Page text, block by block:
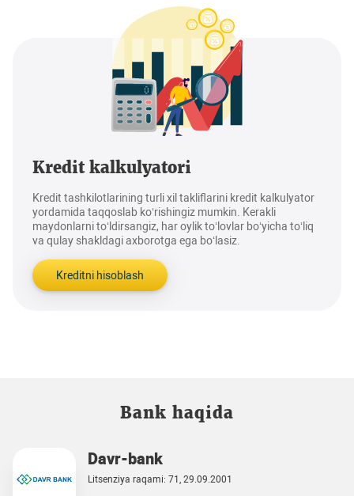
Kredit kalkulyatori
Kredit tashkilotlarining turli xil takliflarini kredit kalkulyator
yordamida taqqoslab ko‘rishingiz mumkin. Kerakli
maydonlarni to‘ldirsangiz, har oylik to‘lovlar bo‘yicha to‘liq
va qulay shakldagi axborotga ega bo‘lasiz.
Kreditni hisoblash
Bank haqida
Davr-bank
Litsenziya raqami: 71, 29.09.2001